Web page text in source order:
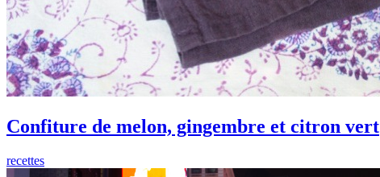
Confiture de melon, gingembre et citron vert
recettes